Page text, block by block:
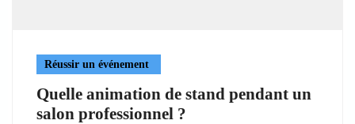
Réussir un événement
Quelle animation de stand pendant un
salon professionnel ?